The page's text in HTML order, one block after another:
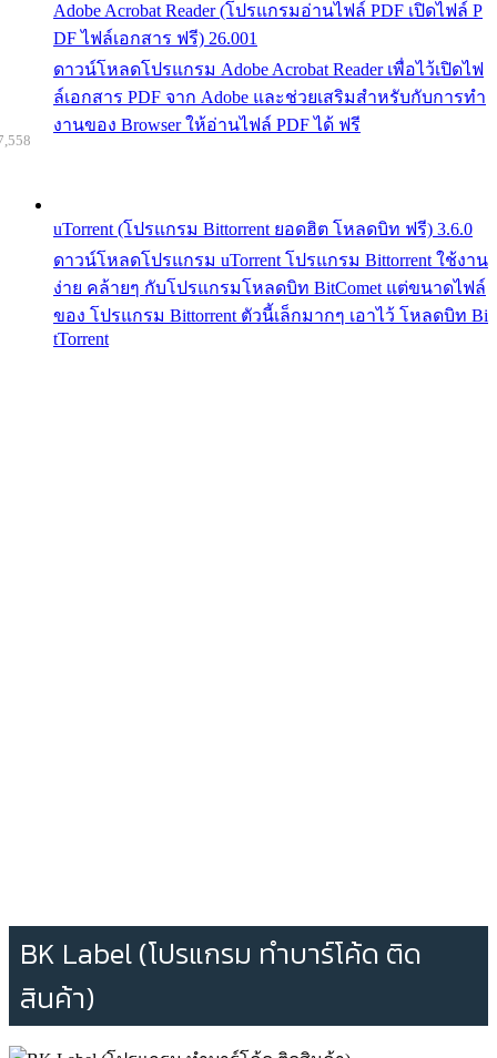
Adobe Acrobat Reader (โปรแกรมอ่านไฟล์ PDF เปิดไฟล์ P
DF ไฟล์เอกสาร ฟรี) 26.001
ดาวน์โหลดโปรแกรม Adobe Acrobat Reader เพื่อไว้เปิดไฟ
ล์เอกสาร PDF จาก Adobe และช่วยเสริมสำหรับกับการทำ
งานของ Browser ให้อ่านไฟล์ PDF ได้ ฟรี
uTorrent (โปรแกรม Bittorrent ยอดฮิต โหลดบิท ฟรี) 3.6.0
ดาวน์โหลดโปรแกรม uTorrent โปรแกรม Bittorrent ใช้งาน
ง่าย คล้ายๆ กับโปรแกรมโหลดบิท BitComet แต่ขนาดไฟล์
ของ โปรแกรม Bittorrent ตัวนี้เล็กมากๆ เอาไว้ โหลดบิท Bi
tTorrent
BK Label (โปรแกรม ทำบาร์โค้ด ติด
สินค้า)